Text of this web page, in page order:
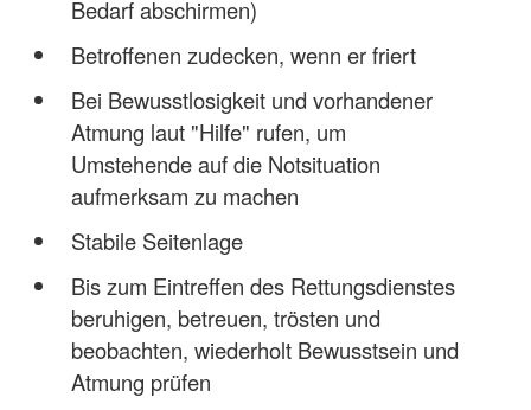
Bedarf abschirmen)
Betroffenen zudecken, wenn er friert
Bei Bewusstlosigkeit und vorhandener
Atmung laut "Hilfe" rufen, um
Umstehende auf die Notsituation
aufmerksam zu machen
Stabile Seitenlage
Bis zum Eintreffen des Rettungsdienstes
beruhigen, betreuen, trösten und
beobachten, wiederholt Bewusstsein und
Atmung prüfen